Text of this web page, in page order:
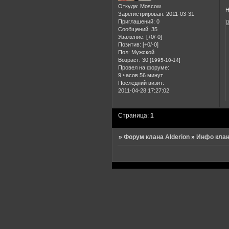
Откуда: Moscow
Зарегистрирован: 2011-03-31
Приглашений: 0
Сообщений: 35
Уважение: [+0/-0]
Позитив: [+0/-0]
Пол: Мужской
Возраст: 30 [1995-10-14]
Провел на форуме:
9 часов 56 минут
Последний визит:
2011-04-28 17:27:02
0
Страница:1
»Форум клана Alderion » Инфо